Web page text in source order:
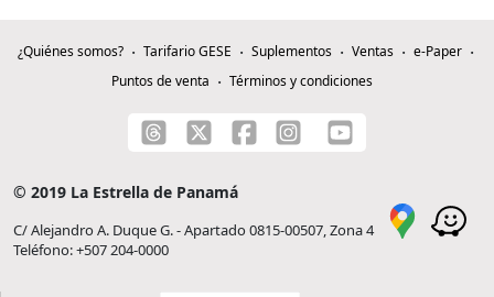
¿Quiénes somos? Tarifario GESE Suplementos Ventas
e-Paper
Puntos de venta
Términos y condiciones
© 2019 La Estrella de Panamá
C/ Alejandro A. Duque G. - Apartado 0815-00507, Zona 4
Teléfono: +507 204-0000